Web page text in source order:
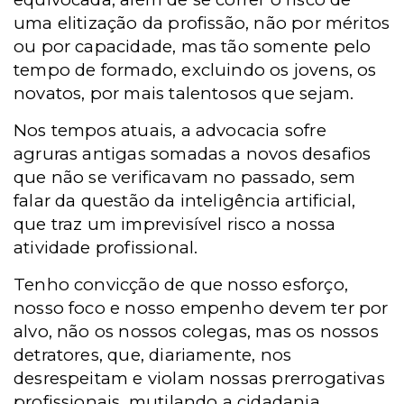
uma elitização da profissão, não por méritos
ou por capacidade, mas tão somente pelo
tempo de formado, excluindo os jovens, os
novatos, por mais talentosos que sejam.
Nos tempos atuais, a advocacia sofre
agruras antigas somadas a novos desafios
que não se verificavam no passado, sem
falar da questão da inteligência artificial,
que traz um imprevisível risco a nossa
atividade profissional.
Tenho convicção de que nosso esforço,
nosso foco e nosso empenho devem ter por
alvo, não os nossos colegas, mas os nossos
detratores, que, diariamente, nos
desrespeitam e violam nossas prerrogativas